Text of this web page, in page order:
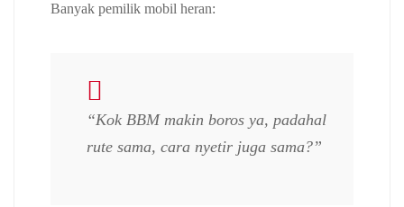
Banyak pemilik mobil heran:
“Kok BBM makin boros ya, padahal
rute sama, cara nyetir juga sama?”